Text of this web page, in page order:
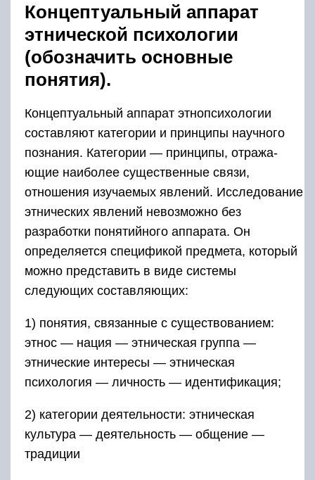
Концептуальный аппарат
этнической психологии
(обозначить основные
понятия).
Концептуальный аппарат этнопсихологии
составляют катего­рии и принципы научного
познания. Категории — принципы, отража­
ющие наиболее существенные связи,
отношения изучаемых явле­ний. Исследование
этнических явлений невозможно без
разработки понятийного аппарата. Он
определяется спецификой предмета, ко­торый
можно представить в виде системы
следующих составляю­щих:
1) понятия, связанные с существованием:
этнос — нация — этни­ческая группа —
этнические интересы — этническая
психология — лич­ность — идентификация;
2) категории деятельности: этническая
культура — деятельность — общение —
традиции